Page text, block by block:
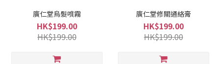
廣仁堂烏髮噴霧
HK$199.00
HK$199.00
廣仁堂修關通絡膏
HK$199.00
HK$199.00